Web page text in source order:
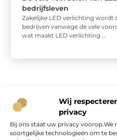
Wij
privacy
Bij ons staat uw privacy voorop.We
soortgelijke technologieën om te
bedrijfsleven
Zakelijke LED verlichting wordt
bedrijven vanwege de vele
wat maakt LED verlichting ...
Onze informatie